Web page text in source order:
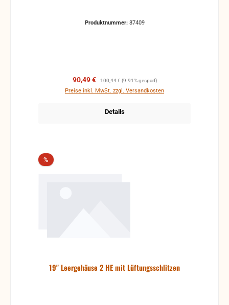
Produktnummer: 87409
Verkaufspreis:
90,49 € Regulärer Preis:
100,44 € (9.91% gespart)
Preise inkl. MwSt. zzgl. Versandkosten
Details
%Rabatt
19" Leergehäuse 2 HE mit Lüftungsschlitzen